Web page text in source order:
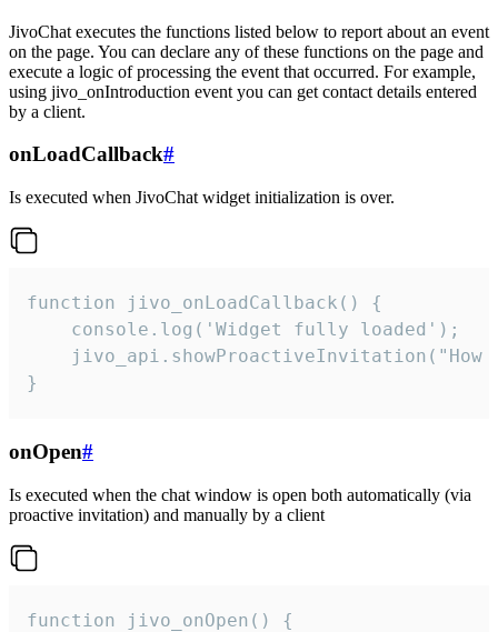
JivoChat executes the functions listed below to report about an event
on the page. You can declare any of these functions on the page and
execute a logic of processing the event that occurred. For example,
using jivo_onIntroduction event you can get contact details entered
by a client.
onLoadCallback#
Is executed when JivoChat widget initialization is over.
function jivo_onLoadCallback() {
    console.log('Widget fully loaded');
jivo_api.showProactiveInvitation("How
}
onOpen#
Is executed when the chat window is open both automatically (via
proactive invitation) and manually by a client
function jivo_onOpen() {